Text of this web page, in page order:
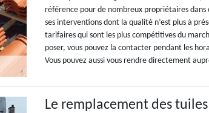
référence pour de nombreux propriétaires
ses interventions dont la qualité n’est plus à
tarifaires qui sont les plus compétitives du
poser, vous pouvez la contacter pendant les
Vous pouvez aussi vous rendre directement
Le remplacement des